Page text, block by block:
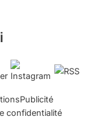
Publicité
confidentialité